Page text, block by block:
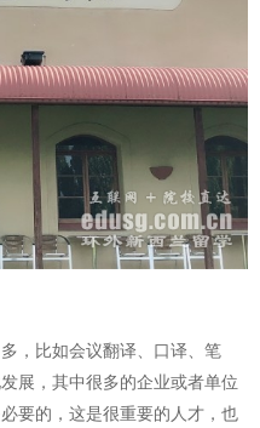
比如会议翻译、口译、笔
展，其中很多的企业或者单位
要的，这是很重要的人才，也